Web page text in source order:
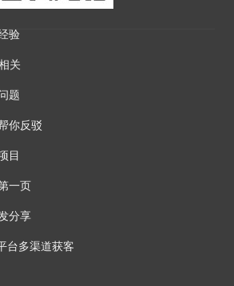
验
关
题
你反驳
目
一页
分享
台多渠道获客